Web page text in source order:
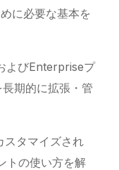
に必要な基本を
よびEnterpriseプ
期的に拡張・管
スタマイズされ
トの使い方を解